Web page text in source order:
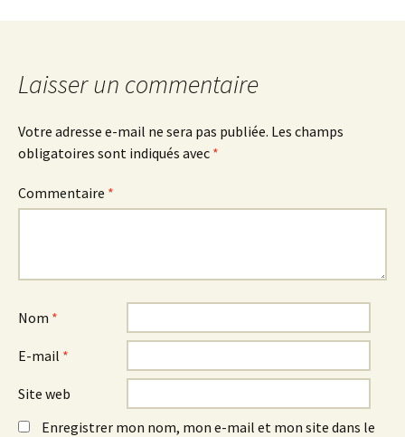
Laisser un commentaire
Votre adresse e-mail ne sera pas publiée. Les champs
obligatoires sont indiqués avec *
Commentaire *
Nom *
E-mail *
Site web
Enregistrer mon nom, mon e-mail et mon site dans le